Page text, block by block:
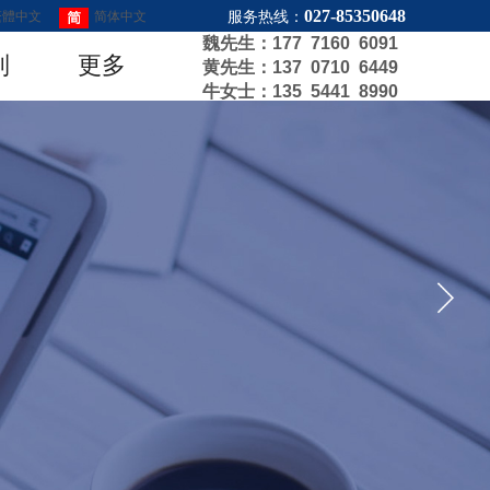
中文 简体中文 服务热线： 027-85350648
更多
魏先生：177 7160 6091
黄先生：137 0710 6449
牛女士：135 5441 8990